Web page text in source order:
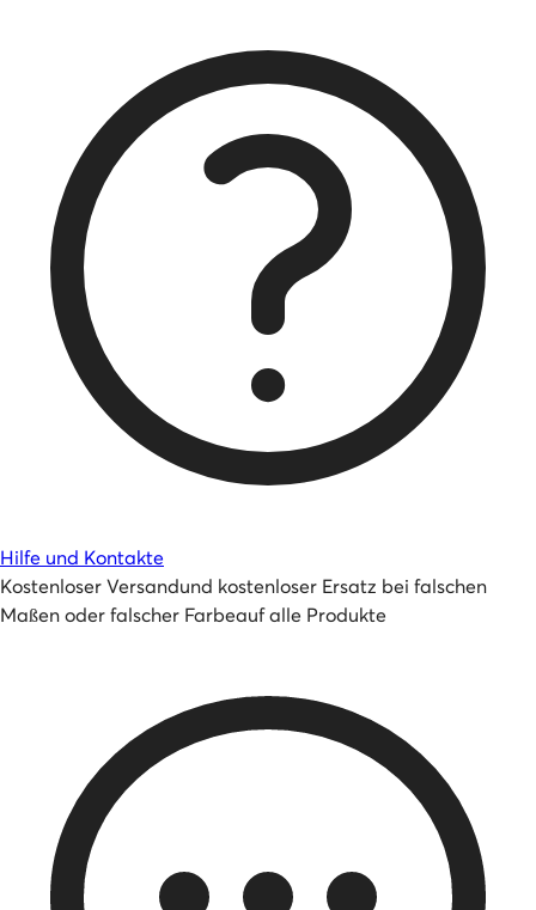
Hilfe und Kontakte
Kostenloser Versandund kostenloser Ersatz bei falschen
Maßen oder falscher Farbeauf alle Produkte